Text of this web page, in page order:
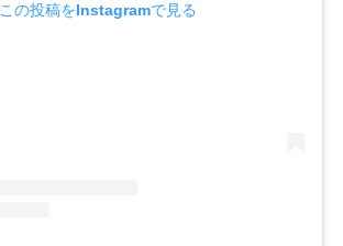
この投稿をInstagramで見る